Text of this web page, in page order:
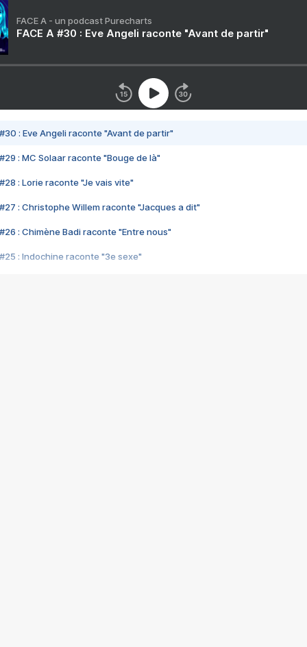
FACE A - un podcast Purecharts
FACE A #30 : Eve Angeli raconte "Avant de partir"
#30 : Eve Angeli raconte "Avant de partir"
#29 : MC Solaar raconte "Bouge de là"
#28 : Lorie raconte "Je vais vite"
#27 : Christophe Willem raconte "Jacques a dit"
#26 : Chimène Badi raconte "Entre nous"
#25 : Indochine raconte "3e sexe"